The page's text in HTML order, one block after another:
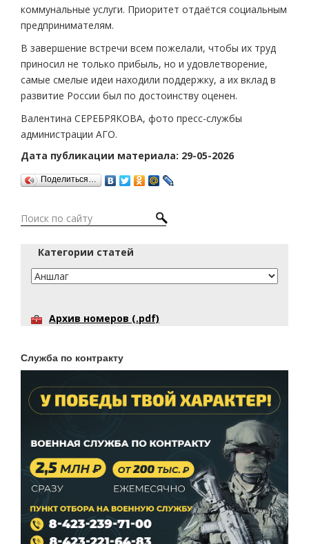
коммунальные услуги. Приоритет отдаётся социальным
предпринимателям.
В завершение встречи всем пожелали, чтобы их труд
приносил не только прибыль, но и удовлетворение,
самые смелые идеи находили поддержку, а их вклад в
развитие России был по достоинству оценен.
Валентина СЕРЕБРЯКОВА, фото пресс-службы
администрации АГО.
Дата публикации материала: 29-05-2026
Поделиться…
Категории статей
Архив номеров (.pdf)
Служба по контракту